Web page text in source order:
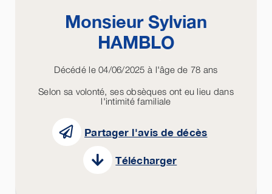
Monsieur Sylvian
HAMBLO
Décédé le 04/06/2025 à l'âge de 78 ans
Selon sa volonté, ses obsèques ont eu lieu dans
l'intimité familiale
Partager l'avis de décès
Télécharger